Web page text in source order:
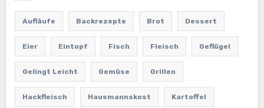
Aufläufe Backrezepte Brot Dessert
Eier Eintopf Fisch Fleisch Geflügel
Gelingt Leicht Gemüse Grillen
Hackfleisch Hausmannskost Kartoffel